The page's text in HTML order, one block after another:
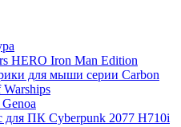
HERO Iron Man Edition
для мыши серии Carbon
для ПК Cyberpunk 2077 H710i